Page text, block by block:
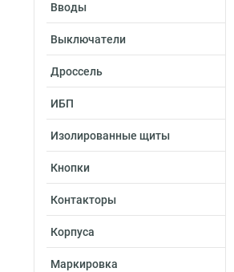
Вводы
Выключатели
Дроссель
ИБП
Изолированные щиты
Кнопки
Контакторы
Корпуса
Маркировка